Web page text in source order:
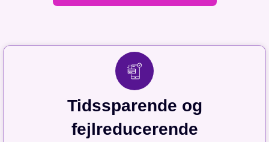
Tidssparende og
fejlreducerende